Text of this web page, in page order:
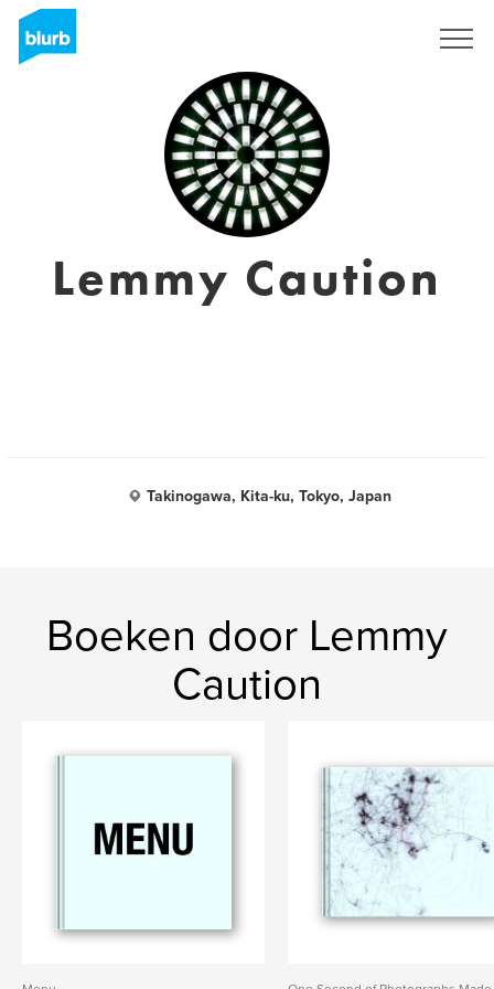
Lemmy Caution
Takinogawa, Kita-ku, Tokyo, Japan
Boeken door Lemmy
Caution